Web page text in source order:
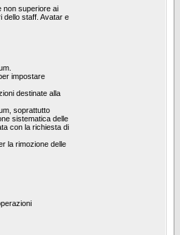
non superiore ai
dello staff. Avatar e
impostare
destinate alla
soprattutto
sistematica delle
con la richiesta di
la rimozione delle